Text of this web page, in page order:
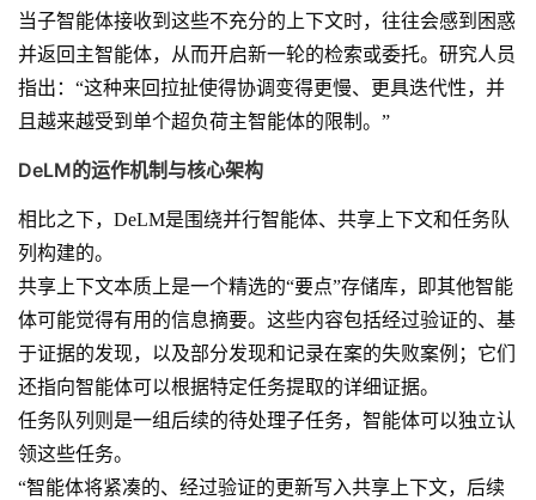
当子智能体接收到这些不充分的上下文时，往往会感到困惑
并返回主智能体，从而开启新一轮的检索或委托。研究人员
指出：“这种来回拉扯使得协调变得更慢、更具迭代性，并
且越来越受到单个超负荷主智能体的限制。”
DeLM的运作机制与核心架构
相比之下，DeLM是围绕并行智能体、共享上下文和任务队
列构建的。
共享上下文本质上是一个精选的“要点”存储库，即其他智能
体可能觉得有用的信息摘要。这些内容包括经过验证的、基
于证据的发现，以及部分发现和记录在案的失败案例；它们
还指向智能体可以根据特定任务提取的详细证据。
任务队列则是一组后续的待处理子任务，智能体可以独立认
领这些任务。
“智能体将紧凑的、经过验证的更新写入共享上下文，后续